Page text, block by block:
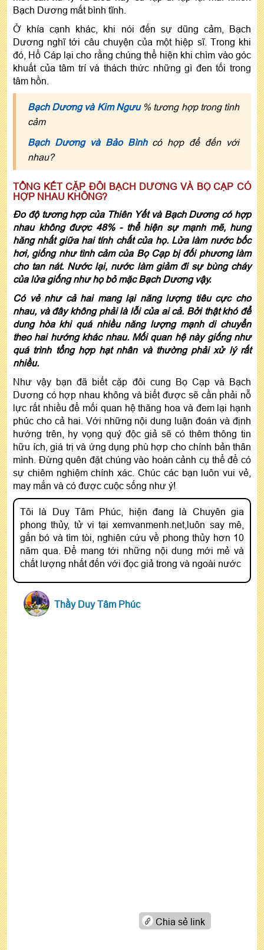
Bạch Dương mất bình tĩnh.
Ở khía cạnh khác, khi nói đến sự dũng cảm, Bạch
Dương nghĩ tới câu chuyện của một hiệp sĩ. Trong khi
đó, Hổ Cáp lại cho rằng chúng thể hiện khi chìm vào góc
khuất của tâm trí và thách thức những gì đen tối trong
tâm hồn.
Bạch Dương và Kim Ngưu% tương hợp trong tình
cảm
Bạch Dương và Bảo Bìnhcó hợp để đến với
nhau?
TỔNG KẾT CẶP ĐÔI BẠCH DƯƠNG VÀ BỌ CẠP CÓ
HỢP NHAU KHÔNG?
Đo độ tương hợp của Thiên Yết và Bạch Dương có hợp
nhau không được 48% - thể hiện sự mạnh mẽ, hung
hăng nhất giữa hai tính chất của họ. Lửa làm nước bốc
hơi, giống như tình cảm của Bọ Cạp bị đối phương làm
cho tan nát. Nước lại, nước làm giảm đi sự bùng cháy
của lửa giống như họ bỏ mặc Bạch Dương vậy.
Có vẻ như cả hai mang lại năng lượng tiêu cực cho
nhau, và đây không phải là lỗi của ai cả. Bởi thật khó để
dung hòa khi quá nhiều năng lượng mạnh di chuyển
theo hai hướng khác nhau. Mối quan hệ này giống như
quá trình tổng hợp hạt nhân và thường phải xử lý rất
nhiều.
Như vậy bạn đã biết cặp đôi cung Bọ Cạp và Bạch
Dương có hợp nhau không và biết được sẽ cần phải nỗ
lực rất nhiều để mối quan hệ thăng hoa và đem lại hạnh
phúc cho cả hai. Với những nội dung luận đoán và định
hướng trên, hy vọng quý độc giả sẽ có thêm thông tin
hữu ích, giá trị và ứng dụng phù hợp cho chính bản thân
mình. Đừng quên đặt chúng vào hoàn cảnh cụ thể để có
sự chiêm nghiệm chính xác. Chúc các bạn luôn vui vẻ,
may mắn và có được cuộc sống như ý!
Tôi là Duy Tâm Phúc, hiện đang là Chuyên gia
phong thủy, tử vi tại xemvanmenh.net,luôn say mê,
gắn bó và tìm tòi, nghiên cứu về phong thủy hơn 10
năm qua. Để mang tới những nội dung mới mẻ và
chất lượng nhất đến với đọc giả trong và ngoài nước
Thầy Duy Tâm Phúc
Chia sẻ link